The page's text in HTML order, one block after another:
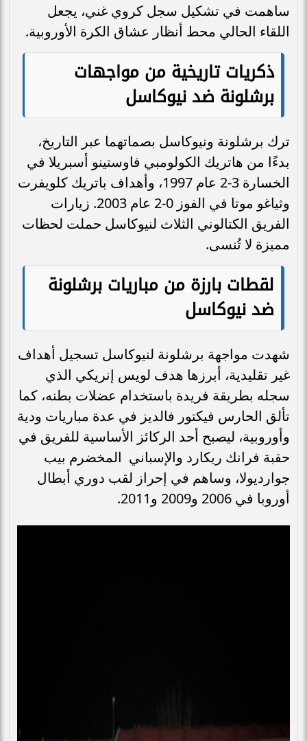
ساهمت في تشكيل سجل كروي غني، يجعل
اللقاء الحالي محط أنظار عشاق الكرة الأوروبية.
ذكريات تاريخية من مواجهات
برشلونة ضد نيوكاسل
ترك برشلونة ونيوكاسل بصماتهما عبر التاريخ،
بدءًا من هاتريك الكولومبي فاوستينو أسبريلا في
الخسارة 3-2 عام 1997، وأهداف باتريك كلويفرت
وثياغو موتا في الفوز 0-2 عام 2003. زيارات
الفريق الكتالوني الثلاث لنيوكاسل حملت لحظات
مميزة لا تُنسى.
لقطات بارزة من مباريات برشلونة
ضد نيوكاسل
شهدت مواجهة برشلونة لنيوكاسل تسجيل أهداف
غير تقليدية، أبرزها هدف لويس إنريكي الذي
سجله بطريقة فريدة باستخدام عضلات بطنه، كما
تألق الحارس فيكتور فالديز في عدة مباريات ودية
وأوروبية، ليصبح أحد الركائز الأساسية للفريق في
حقبة فرانك ريكارد والإسباني المخضرم بيب
جوارديولا، وساهم في إحراز لقب دوري أبطال
أوروبا في 2006 و2009 و2011.